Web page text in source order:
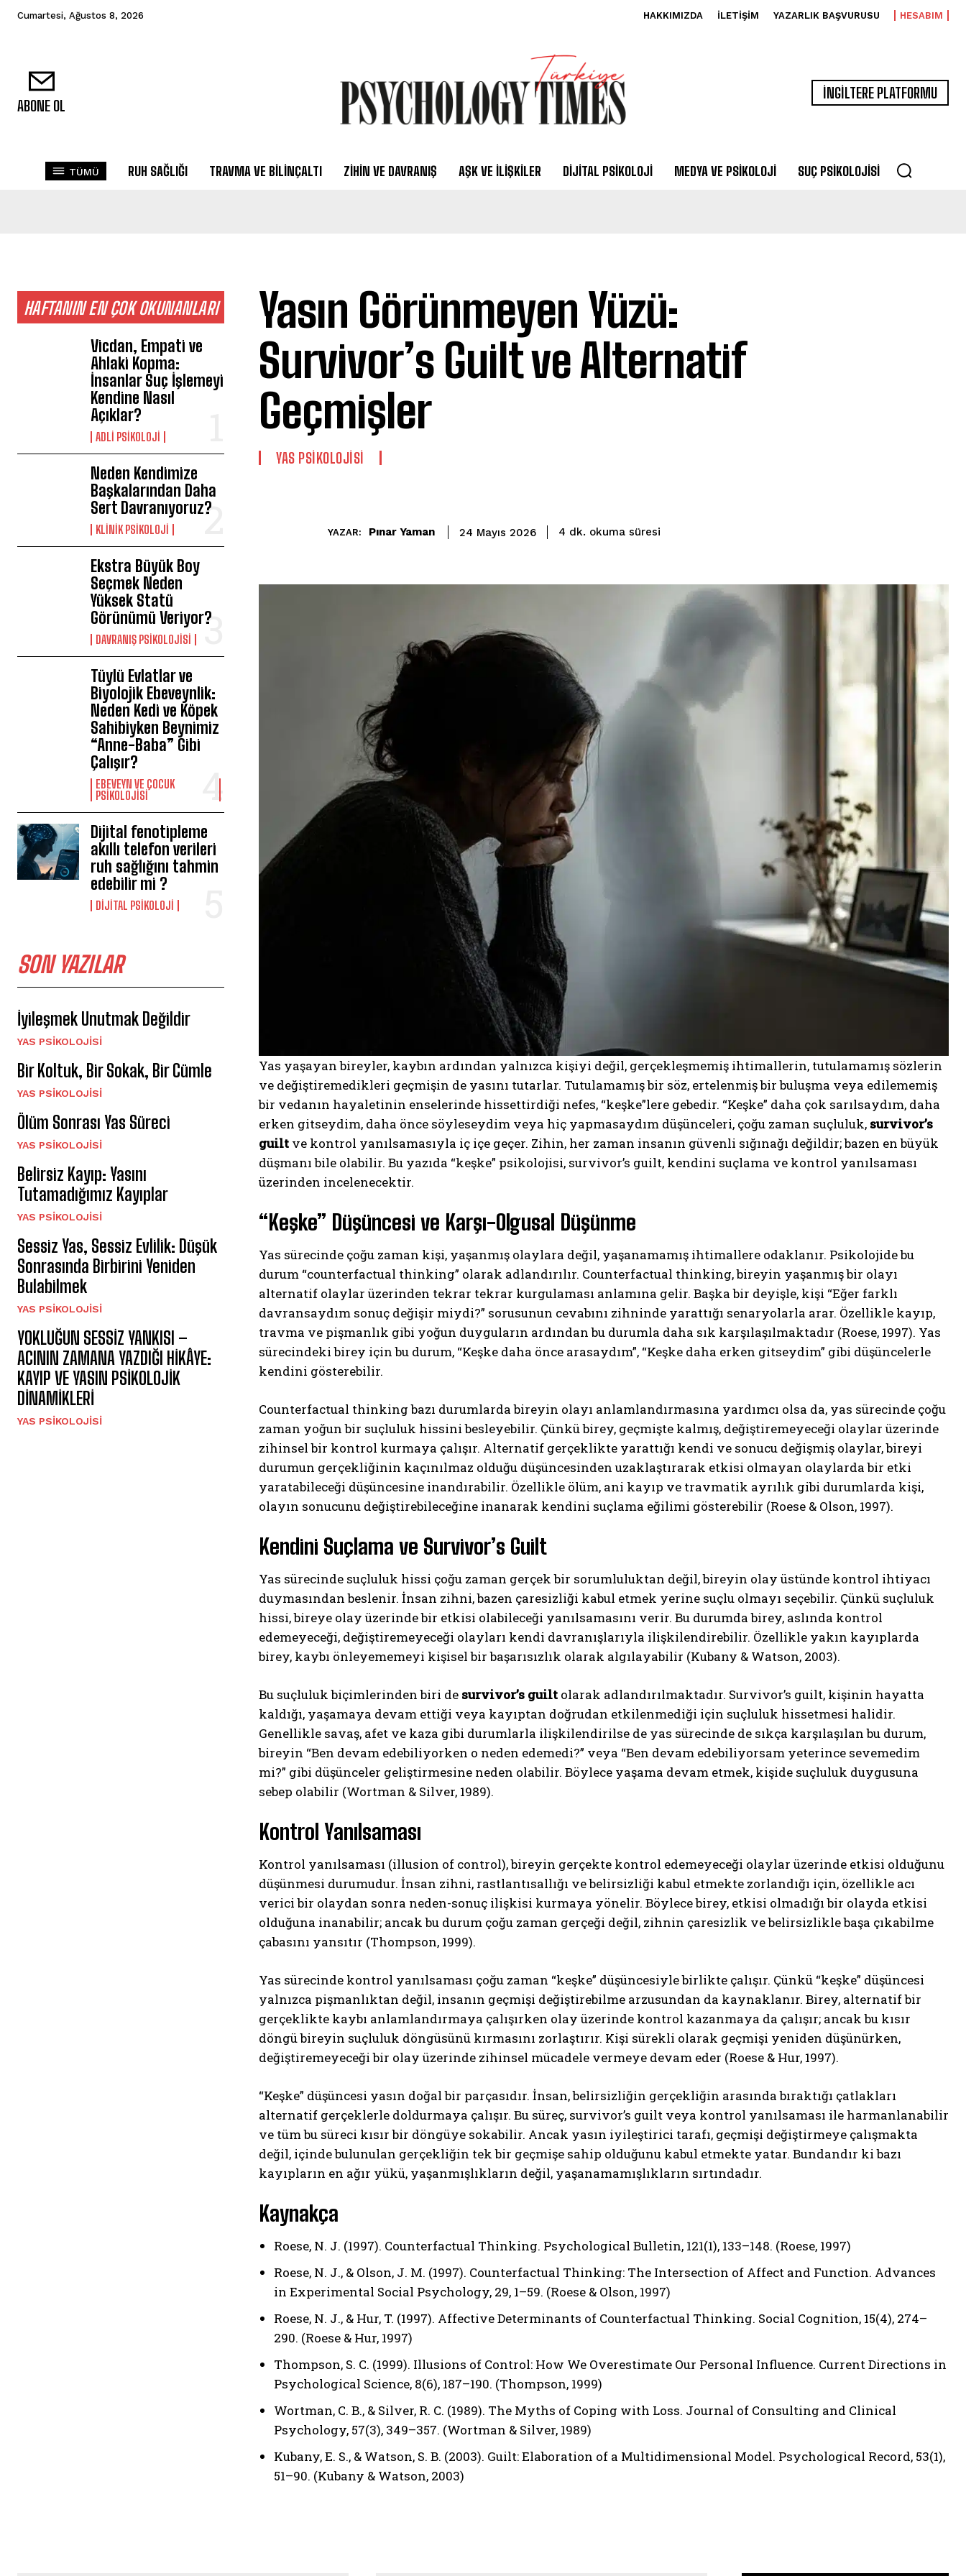
ABONE OL
Gizlilik politikasınıokudum, onaylıyorum.
Cumartesi, Ağustos 8, 2026 HAKKIMIZDA İLETIŞIM YAZARLIK BAŞVURUSU HESABIM
ABONE OL
İNGİLTERE PLATFORMU
TÜMÜ RUH SAĞLIĞI TRAVMA VE BILINÇALTI ZIHIN VE DAVRANIŞ AŞK VE İLIŞKILER DIJITAL PSIKOLOJI MEDYA VE PSIKOLOJI SUÇ PSIKOLOJISI
HAFTANIN EN ÇOK OKUNANLARI
Vicdan, Empati ve
Ahlaki Kopma:
İnsanlar Suç İşlemeyi
Kendine Nasıl
Açıklar?
ADLI PSIKOLOJI
Neden Kendimize
Başkalarından Daha
Sert Davranıyoruz?
KLINIK PSIKOLOJI
Ekstra Büyük Boy
Seçmek Neden
Yüksek Statü
Görünümü Veriyor?
DAVRANIŞ PSIKOLOJISI
Tüylü Evlatlar ve
Biyolojik Ebeveynlik:
Neden Kedi ve Köpek
Sahibiyken Beynimiz
“Anne-Baba” Gibi
Çalışır?
EBEVEYN VE ÇOCUK
PSIKOLOJISI
Dijital fenotipleme
akıllı telefon verileri
ruh sağlığını tahmin
edebilir mi ?
DIJITAL PSIKOLOJI
SON YAZILAR
İyileşmek Unutmak Değildir
YAS PSIKOLOJISI
Bir Koltuk, Bir Sokak, Bir Cümle
YAS PSIKOLOJISI
Ölüm Sonrası Yas Süreci
YAS PSIKOLOJISI
Belirsiz Kayıp: Yasını
Tutamadığımız Kayıplar
YAS PSIKOLOJISI
Sessiz Yas, Sessiz Evlilik: Düşük
Sonrasında Birbirini Yeniden
Bulabilmek
YAS PSIKOLOJISI
YOKLUĞUN SESSİZ YANKISI –
ACININ ZAMANA YAZDIĞI HİKÂYE:
KAYIP VE YASIN PSİKOLOJİK
DİNAMİKLERİ
YAS PSIKOLOJISI
Yasın Görünmeyen Yüzü:
Survivor’s Guilt ve Alternatif
Geçmişler
YAS PSIKOLOJISI
YAZAR: Pınar Yaman 24 Mayıs 2026 4 dk. okuma süresi
Yas yaşayan bireyler, kaybın ardından yalnızca kişiyi değil, gerçekleşmemiş ihtimallerin, tutulamamış sözlerin
ve değiştiremedikleri geçmişin de yasını tutarlar. Tutulamamış bir söz, ertelenmiş bir buluşma veya edilememiş
bir vedanın hayaletinin enselerinde hissettirdiği nefes, “keşke”lere gebedir. “Keşke” daha çok sarılsaydım, daha
erken gitseydim, daha önce söyleseydim veya hiç yapmasaydım düşünceleri, çoğu zaman suçluluk, survivor’s
guilt ve kontrol yanılsamasıyla iç içe geçer. Zihin, her zaman insanın güvenli sığınağı değildir; bazen en büyük
düşmanı bile olabilir. Bu yazıda “keşke” psikolojisi, survivor’s guilt, kendini suçlama ve kontrol yanılsaması
üzerinden incelenecektir.
“Keşke” Düşüncesi ve Karşı-Olgusal Düşünme
Yas sürecinde çoğu zaman kişi, yaşanmış olaylara değil, yaşanamamış ihtimallere odaklanır. Psikolojide bu
durum “counterfactual thinking” olarak adlandırılır. Counterfactual thinking, bireyin yaşanmış bir olayı
alternatif olaylar üzerinden tekrar tekrar kurgulaması anlamına gelir. Başka bir deyişle, kişi “Eğer farklı
davransaydım sonuç değişir miydi?” sorusunun cevabını zihninde yarattığı senaryolarla arar. Özellikle kayıp,
travma ve pişmanlık gibi yoğun duyguların ardından bu durumla daha sık karşılaşılmaktadır (Roese, 1997). Yas
sürecindeki birey için bu durum, “Keşke daha önce arasaydım”, “Keşke daha erken gitseydim” gibi düşüncelerle
kendini gösterebilir.
Counterfactual thinking bazı durumlarda bireyin olayı anlamlandırmasına yardımcı olsa da, yas sürecinde çoğu
zaman yoğun bir suçluluk hissini besleyebilir. Çünkü birey, geçmişte kalmış, değiştiremeyeceği olaylar üzerinde
zihinsel bir kontrol kurmaya çalışır. Alternatif gerçeklikte yarattığı kendi ve sonucu değişmiş olaylar, bireyi
durumun gerçekliğinin kaçınılmaz olduğu düşüncesinden uzaklaştırarak etkisi olmayan olaylarda bir etki
yaratabileceği düşüncesine inandırabilir. Özellikle ölüm, ani kayıp ve travmatik ayrılık gibi durumlarda kişi,
olayın sonucunu değiştirebileceğine inanarak kendini suçlama eğilimi gösterebilir (Roese & Olson, 1997).
Kendini Suçlama ve Survivor’s Guilt
Yas sürecinde suçluluk hissi çoğu zaman gerçek bir sorumluluktan değil, bireyin olay üstünde kontrol ihtiyacı
duymasından beslenir. İnsan zihni, bazen çaresizliği kabul etmek yerine suçlu olmayı seçebilir. Çünkü suçluluk
hissi, bireye olay üzerinde bir etkisi olabileceği yanılsamasını verir. Bu durumda birey, aslında kontrol
edemeyeceği, değiştiremeyeceği olayları kendi davranışlarıyla ilişkilendirebilir. Özellikle yakın kayıplarda
birey, kaybı önleyememeyi kişisel bir başarısızlık olarak algılayabilir (Kubany & Watson, 2003).
Bu suçluluk biçimlerinden biri de survivor’s guilt olarak adlandırılmaktadır. Survivor’s guilt, kişinin hayatta
kaldığı, yaşamaya devam ettiği veya kayıptan doğrudan etkilenmediği için suçluluk hissetmesi halidir.
Genellikle savaş, afet ve kaza gibi durumlarla ilişkilendirilse de yas sürecinde de sıkça karşılaşılan bu durum,
bireyin “Ben devam edebiliyorken o neden edemedi?” veya “Ben devam edebiliyorsam yeterince sevemedim
mi?” gibi düşünceler geliştirmesine neden olabilir. Böylece yaşama devam etmek, kişide suçluluk duygusuna
sebep olabilir (Wortman & Silver, 1989).
Kontrol Yanılsaması
Kontrol yanılsaması (illusion of control), bireyin gerçekte kontrol edemeyeceği olaylar üzerinde etkisi olduğunu
düşünmesi durumudur. İnsan zihni, rastlantısallığı ve belirsizliği kabul etmekte zorlandığı için, özellikle acı
verici bir olaydan sonra neden-sonuç ilişkisi kurmaya yönelir. Böylece birey, etkisi olmadığı bir olayda etkisi
olduğuna inanabilir; ancak bu durum çoğu zaman gerçeği değil, zihnin çaresizlik ve belirsizlikle başa çıkabilme
çabasını yansıtır (Thompson, 1999).
Yas sürecinde kontrol yanılsaması çoğu zaman “keşke” düşüncesiyle birlikte çalışır. Çünkü “keşke” düşüncesi
yalnızca pişmanlıktan değil, insanın geçmişi değiştirebilme arzusundan da kaynaklanır. Birey, alternatif bir
gerçeklikte kaybı anlamlandırmaya çalışırken olay üzerinde kontrol kazanmaya da çalışır; ancak bu kısır
döngü bireyin suçluluk döngüsünü kırmasını zorlaştırır. Kişi sürekli olarak geçmişi yeniden düşünürken,
değiştiremeyeceği bir olay üzerinde zihinsel mücadele vermeye devam eder (Roese & Hur, 1997).
“Keşke” düşüncesi yasın doğal bir parçasıdır. İnsan, belirsizliğin gerçekliğin arasında bıraktığı çatlakları
alternatif gerçeklerle doldurmaya çalışır. Bu süreç, survivor’s guilt veya kontrol yanılsaması ile harmanlanabilir
ve tüm bu süreci kısır bir döngüye sokabilir. Ancak yasın iyileştirici tarafı, geçmişi değiştirmeye çalışmakta
değil, içinde bulunulan gerçekliğin tek bir geçmişe sahip olduğunu kabul etmekte yatar. Bundandır ki bazı
kayıpların en ağır yükü, yaşanmışlıkların değil, yaşanamamışlıkların sırtındadır.
Kaynakça
Roese, N. J. (1997). Counterfactual Thinking. Psychological Bulletin, 121(1), 133–148. (Roese, 1997)
Roese, N. J., & Olson, J. M. (1997). Counterfactual Thinking: The Intersection of Affect and Function. Advances
in Experimental Social Psychology, 29, 1–59. (Roese & Olson, 1997)
Roese, N. J., & Hur, T. (1997). Affective Determinants of Counterfactual Thinking. Social Cognition, 15(4), 274–
290. (Roese & Hur, 1997)
Thompson, S. C. (1999). Illusions of Control: How We Overestimate Our Personal Influence. Current Directions in
Psychological Science, 8(6), 187–190. (Thompson, 1999)
Wortman, C. B., & Silver, R. C. (1989). The Myths of Coping with Loss. Journal of Consulting and Clinical
Psychology, 57(3), 349–357. (Wortman & Silver, 1989)
Kubany, E. S., & Watson, S. B. (2003). Guilt: Elaboration of a Multidimensional Model. Psychological Record, 53(1),
51–90. (Kubany & Watson, 2003)